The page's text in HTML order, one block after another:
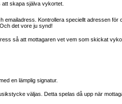
skapa själva vykortet.
emailadress. Kontrollera speciellt adressen för
det vore ju synd!
så att mottagaren vet vem som skickat
en lämplig signatur.
väljas. Detta spelas då upp när